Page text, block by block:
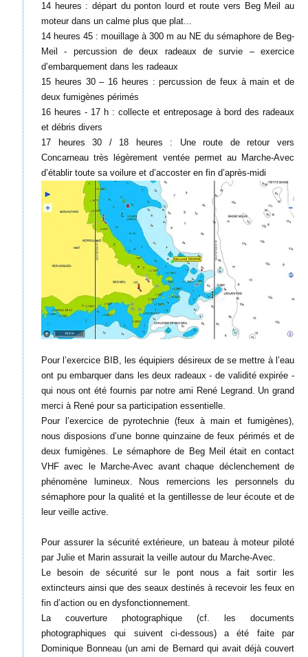
14 heures : départ du ponton lourd et route vers Beg Meil au
moteur dans un calme plus que plat...
14 heures 45 : mouillage à 300 m au NE du sémaphore de Beg-
Meil - percussion de deux radeaux de survie – exercice
d’embarquement dans les radeaux
15 heures 30 – 16 heures : percussion de feux à main et de
deux fumigènes périmés
16 heures - 17 h : collecte et entreposage à bord des radeaux
et débris divers
17 heures 30 / 18 heures : Une route de retour vers
Concarneau très légèrement ventée permet au Marche-Avec
d’établir toute sa voilure et d’accoster en fin d’après-midi
Pour l’exercice BIB, les équipiers désireux de se mettre à l’eau
ont pu embarquer dans les deux radeaux - de validité expirée -
qui nous ont été fournis par notre ami René Legrand. Un grand
merci à René pour sa participation essentielle.
Pour l’exercice de pyrotechnie (feux à main et fumigènes),
nous disposions d’une bonne quinzaine de feux périmés et de
deux fumigènes. Le sémaphore de Beg Meil était en contact
VHF avec le Marche-Avec avant chaque déclenchement de
phénomène lumineux. Nous remercions les personnels du
sémaphore pour la qualité et la gentillesse de leur écoute et de
leur veille active.
Pour assurer la sécurité extérieure, un bateau à moteur piloté
par Julie et Marin assurait la veille autour du Marche-Avec.
Le besoin de sécurité sur le pont nous a fait sortir les
extincteurs ainsi que des seaux destinés à recevoir les feux en
fin d’action ou en dysfonctionnement.
La couverture photographique (cf. les documents
photographiques qui suivent ci-dessous) a été faite par
Dominique Bonneau (un ami de Bernard qui avait déjà couvert